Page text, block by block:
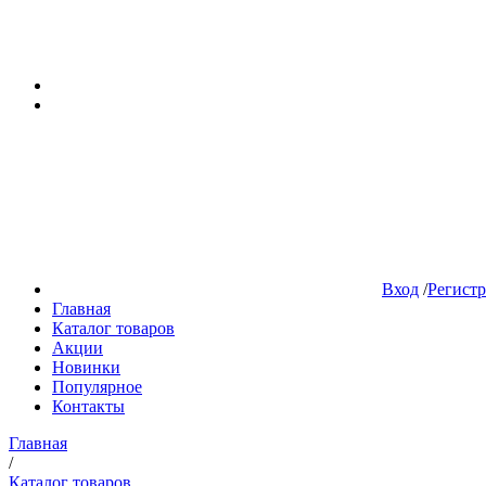
Вход /
Главная
Каталог товаров
Акции
Новинки
Популярное
Контакты
Главная
/
Каталог товаров